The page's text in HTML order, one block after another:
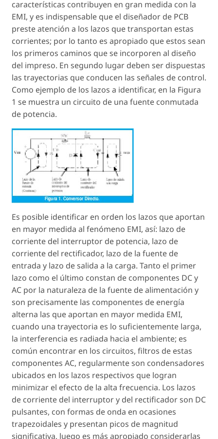
características contribuyen en gran medida con la
EMI, y es indispensable que el diseñador de PCB
preste atención a los lazos que transportan estas
corrientes; por lo tanto es apropiado que estos sean
los primeros caminos que se incorporen al diseño
del impreso. En segundo lugar deben ser dispuestas
las trayectorias que conducen las señales de control.
Como ejemplo de los lazos a identificar, en la Figura
1 se muestra un circuito de una fuente conmutada
de potencia.
Es posible identificar en orden los lazos que aportan
en mayor medida al fenómeno EMI, así: lazo de
corriente del interruptor de potencia, lazo de
corriente del rectificador, lazo de la fuente de
entrada y lazo de salida a la carga. Tanto el primer
lazo como el último constan de componentes DC y
AC por la naturaleza de la fuente de alimentación y
son precisamente las componentes de energía
alterna las que aportan en mayor medida EMI,
cuando una trayectoria es lo suficientemente larga,
la interferencia es radiada hacia el ambiente; es
común encontrar en los circuitos, filtros de estas
componentes AC, regularmente son condensadores
ubicados en los lazos respectivos que logran
minimizar el efecto de la alta frecuencia. Los lazos
de corriente del interruptor y del rectificador son DC
pulsantes, con formas de onda en ocasiones
trapezoidales y presentan picos de magnitud
significativa, luego es más apropiado considerarlas